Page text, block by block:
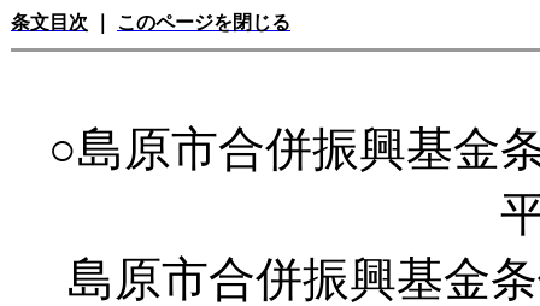
条文目次 このページを閉じる
○島原市合併振興基金
島原市合併振興基金